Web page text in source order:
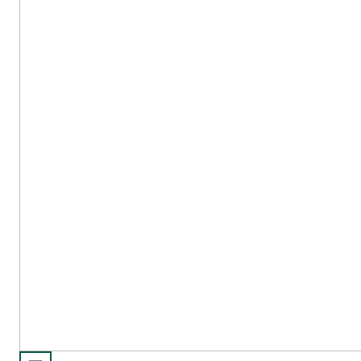
18 eilinis sekmadienis (C)